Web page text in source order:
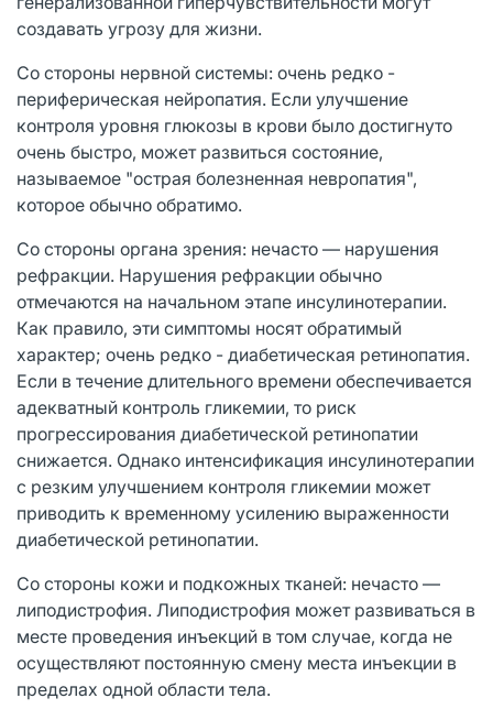
создавать угрозу для жизни.
Со стороны нервной системы: очень редко -
периферическая нейропатия. Если улучшение
контроля уровня глюкозы в крови было достигнуто
очень быстро, может развиться состояние,
называемое "острая болезненная невропатия",
которое обычно обратимо.
Со стороны органа зрения: нечасто — нарушения
рефракции. Нарушения рефракции обычно
отмечаются на начальном этапе инсулинотерапии.
Как правило, эти симптомы носят обратимый
характер; очень редко - диабетическая ретинопатия.
Если в течение длительного времени обеспечивается
адекватный контроль гликемии, то риск
прогрессирования диабетической ретинопатии
снижается. Однако интенсификация инсулинотерапии
с резким улучшением контроля гликемии может
приводить к временному усилению выраженности
диабетической ретинопатии.
Со стороны кожи и подкожных тканей: нечасто —
липодистрофия. Липодистрофия может развиваться в
месте проведения инъекций в том случае, когда не
осуществляют постоянную смену места инъекции в
пределах одной области тела.